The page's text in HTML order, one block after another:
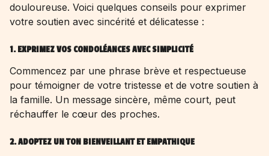
douloureuse. Voici quelques conseils pour exprimer
votre soutien avec sincérité et délicatesse :
1. EXPRIMEZ VOS CONDOLÉANCES AVEC SIMPLICITÉ
Commencez par une phrase brève et respectueuse
pour témoigner de votre tristesse et de votre soutien à
la famille. Un message sincère, même court, peut
réchauffer le cœur des proches.
2. ADOPTEZ UN TON BIENVEILLANT ET EMPATHIQUE